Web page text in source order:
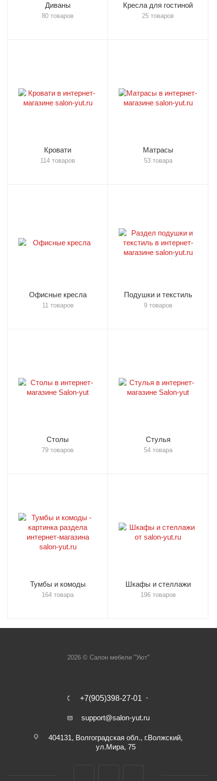
Диваны
80 товаров
Кресла для гостиной
25 товаров
Кровати
114 товаров
Матрасы
53 товара
Офисные кресла
11 товаров
Подушки и текстиль
9 товаров
Столы
79 товаров
Стулья
54 товара
Тумбы и комоды
164 товара
Шкафы и стеллажи
196 товаров
2026 © Салон мебели "Уют"
+7(905)398-27-01
support@salon-yut.ru
404131, Волгоградская обл., г.Волжский,
ул.Мира, 75